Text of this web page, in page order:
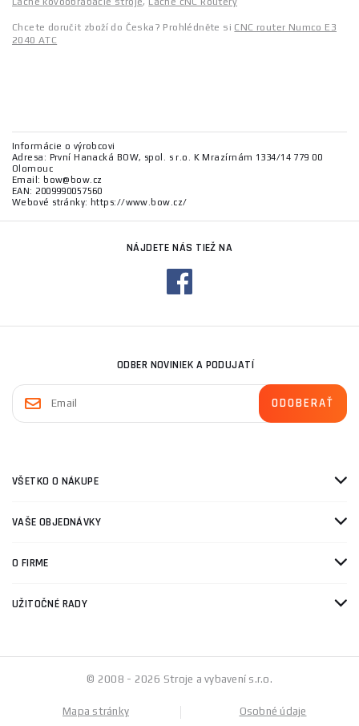
Chcete doručit zboží do Česka? Prohlédněte si CNC router Numco E3
2040 ATC
Informácie o výrobcovi
Adresa: První Hanacká BOW, spol. s r.o. K Mrazírnám 1334/14 779 00
Olomouc
Email: bow@bow.cz
EAN: 2009990057560
Webové stránky: https://www.bow.cz/
NÁJDETE NÁS TIEŽ NA
ODBER NOVINIEK A PODUJATÍ
VŠETKO O NÁKUPE
VAŠE OBJEDNÁVKY
O FIRME
UŽITOČNÉ RADY
© 2008 - 2026 Stroje a vybavení s.r.o.
Mapa stránky Osobné údaje